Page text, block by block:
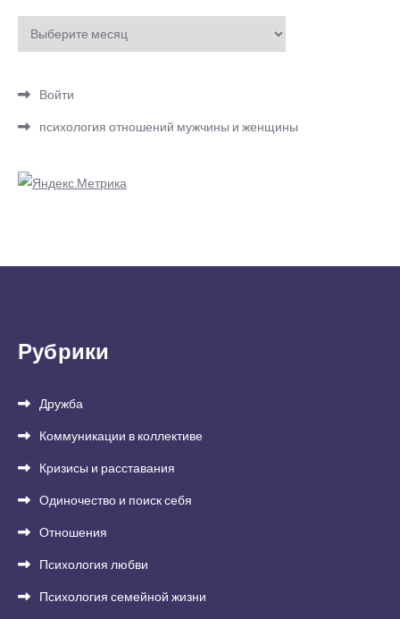
Архивы
Войти
психология отношений мужчины и женщины
Рубрики
Дружба
Коммуникации в коллективе
Кризисы и расставания
Одиночество и поиск себя
Отношения
Психология любви
Психология семейной жизни